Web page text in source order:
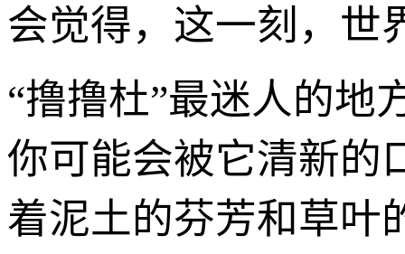
会觉得，这一刻，世
“撸撸杜”最迷人的地
你可能会被它清新的
着泥土的芬芳和草叶